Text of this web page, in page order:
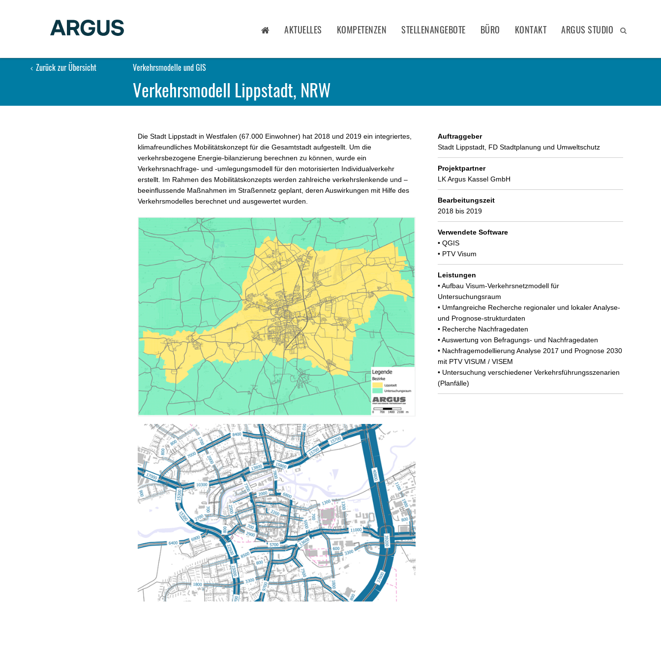
AKTUELLES KOMPETENZEN STELLENANGEBOTE BÜRO KONTAKT ARGUS STUDIO
Zurück zur Übersicht Verkehrsmodelle und GIS
Verkehrsmodell Lippstadt, NRW
Die Stadt Lippstadt in Westfalen (67.000 Einwohner) hat 2018 und 2019 ein integriertes,
klimafreundliches Mobilitätskonzept für die Gesamtstadt aufgestellt. Um die
verkehrsbezogene Energie-bilanzierung berechnen zu können, wurde ein
Verkehrsnachfrage- und -umlegungsmodell für den motorisierten Individualverkehr
erstellt. Im Rahmen des Mobilitätskonzepts werden zahlreiche verkehrslenkende und –
beeinflussende Maßnahmen im Straßennetz geplant, deren Auswirkungen mit Hilfe des
Verkehrsmodelles berechnet und ausgewertet wurden.
Auftraggeber
Stadt Lippstadt, FD Stadtplanung und Umweltschutz
Projektpartner
LK Argus Kassel GmbH
Bearbeitungszeit
2018 bis 2019
Verwendete Software
• QGIS
• PTV Visum
Leistungen
• Aufbau Visum-Verkehrsnetzmodell für
Untersuchungsraum
• Umfangreiche Recherche regionaler und lokaler Analyse-
und Prognose-strukturdaten
• Recherche Nachfragedaten
• Auswertung von Befragungs- und Nachfragedaten
• Nachfragemodellierung Analyse 2017 und Prognose 2030
mit PTV VISUM / VISEM
• Untersuchung verschiedener Verkehrsführungsszenarien
(Planfälle)